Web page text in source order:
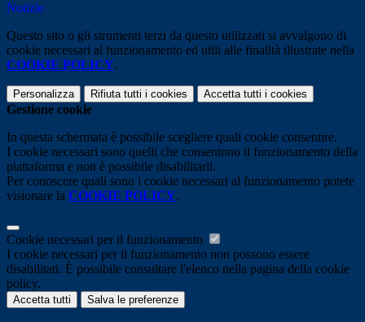
Notizie
Questo sito o gli strumenti terzi da questo utilizzati si avvalgono di
cookie necessari al funzionamento ed utili alle finalità illustrate nella
COOKIE POLICY.
Personalizza Rifiuta tutti i cookies Accetta tutti i cookies
Gestione cookie
In questa schermata è possibile scegliere quali cookie consentire.
I cookie necessari sono quelli che consentono il funzionamento della
piattaforma e non è possibile disabilitarli.
Per conoscere quali sono i cookie necessari al funzionamento potete
visionare la COOKIE POLICY.
Cookie necessari per il funzionamento
I cookie necessari per il funzionamento non possono essere
disabilitati. È possibile consultare l'elenco nella pagina della cookie
policy.
Accetta tutti Salva le preferenze